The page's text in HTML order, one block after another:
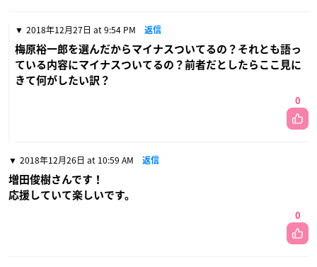
2018年12月27日 at 9:54 PM 返信
梅原裕一郎を選んだからマイナスついてるの？それとも語っ
ている内容にマイナスついてるの？前者だとしたらここ見に
きて何がしたい訳？
0
2018年12月26日 at 10:59 AM 返信
増田俊樹さんです！
応援していて楽しいです。
0